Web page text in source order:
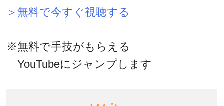
＞無料で今すぐ視聴する
※無料で手技がもらえる
YouTubeにジャンプします